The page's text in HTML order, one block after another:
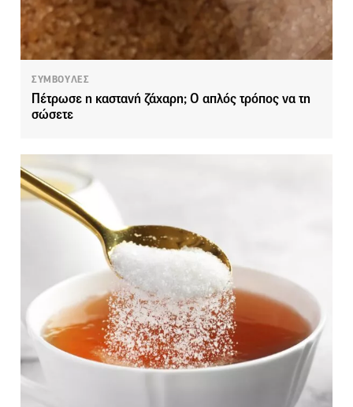
ΣΥΜΒΟΥΛΕΣ
Πέτρωσε η καστανή ζάχαρη; Ο απλός τρόπος να τη
σώσετε